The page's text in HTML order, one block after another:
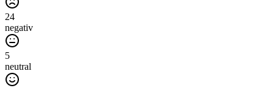
24
negativ
5
neutral